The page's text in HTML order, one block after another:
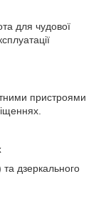
для чудової
пристроями
дзеркального